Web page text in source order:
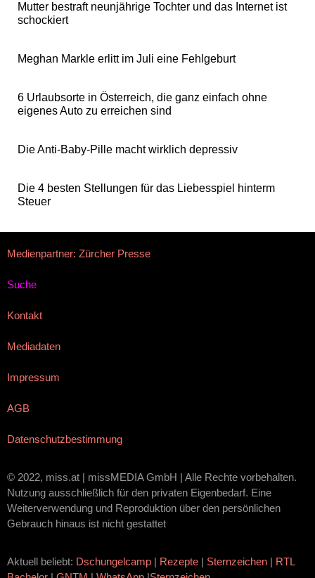
Mutter bestraft neunjährige Tochter und das Internet ist
schockiert
Meghan Markle erlitt im Juli eine Fehlgeburt
6 Urlaubsorte in Österreich, die ganz einfach ohne
eigenes Auto zu erreichen sind
Die Anti-Baby-Pille macht wirklich depressiv
Die 4 besten Stellungen für das Liebesspiel hinterm
Steuer
Medienpartner: Zürcher Presse
Suche
Kontakt
Mediadaten
Impressum
AGB
Datenschutzbestimmung
© 2022, miss.at | missMEDIA GmbH | Alle Rechte vorbehalten.
Nutzung ausschließlich für den privaten Eigenbedarf. Eine
Weiterverwendung und Reproduktion über den persönlichen
Gebrauch hinaus ist nicht gestattet
Aktuell beliebt: Dschungelcamp | Rezepte | Sternzeichen | RTL